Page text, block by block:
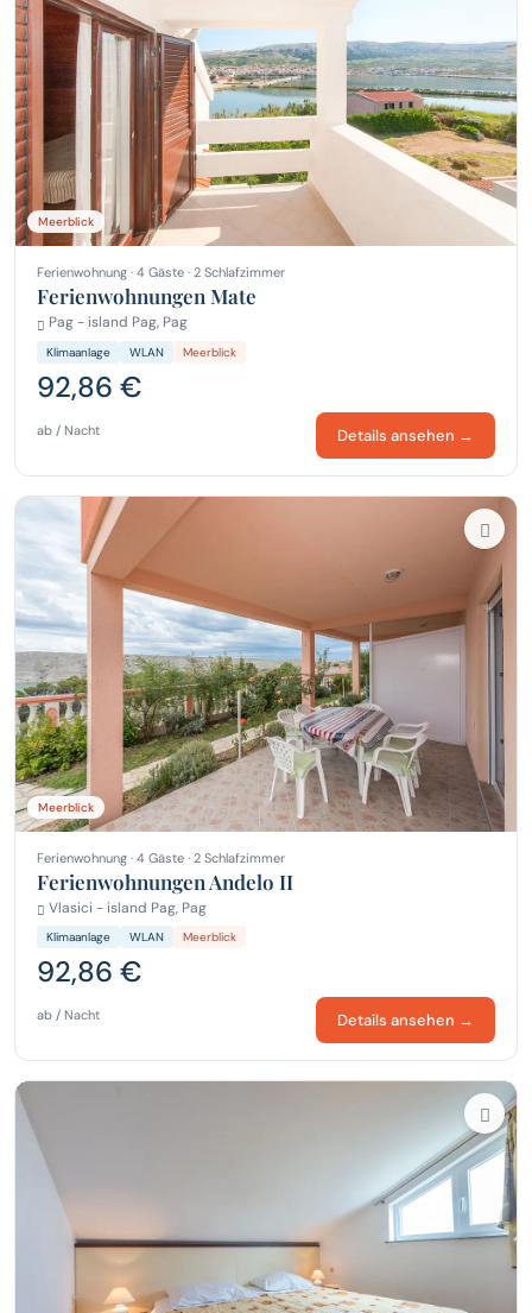
Meerblick
Ferienwohnung · 4 Gäste · 2 Schlafzimmer
Ferienwohnungen Mate
Pag - island Pag, Pag
Klimaanlage WLAN Meerblick
92,86 €
ab / Nacht Details ansehen →
Meerblick
Ferienwohnung · 4 Gäste · 2 Schlafzimmer
Ferienwohnungen Andelo II
Vlasici - island Pag, Pag
Klimaanlage WLAN Meerblick
92,86 €
ab / Nacht Details ansehen →